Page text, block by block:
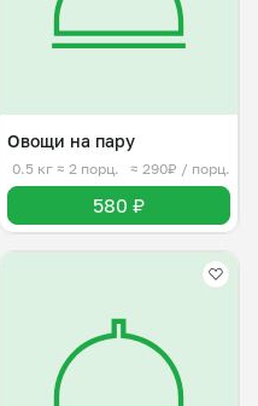
Овощи на пару
0.5 кг ≈ 2 порц. ≈ 290₽ / порц.
580 ₽